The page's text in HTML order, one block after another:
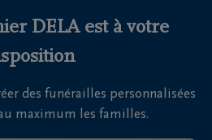
DELA est à votre
des funérailles personnalisées
maximum les familles.